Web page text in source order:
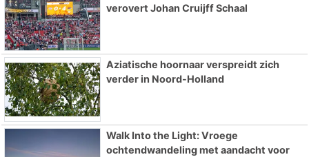
verovert Johan Cruijff Schaal
Aziatische hoornaar verspreidt zich
verder in Noord-Holland
Walk Into the Light: Vroege
ochtendwandeling met aandacht voor